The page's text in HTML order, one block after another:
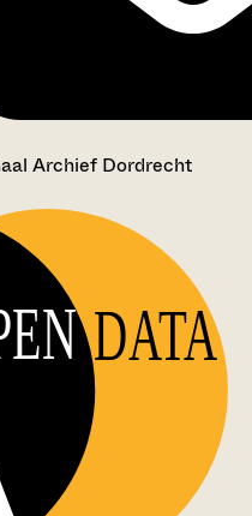
Archief Dordrecht
DATA